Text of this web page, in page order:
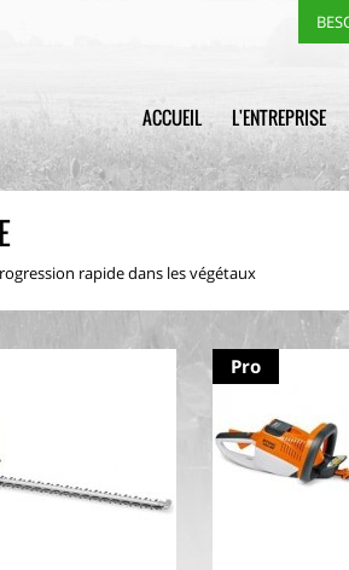
ACCUEIL L'ENTREPRISE
rapide dans les végétaux
Pro